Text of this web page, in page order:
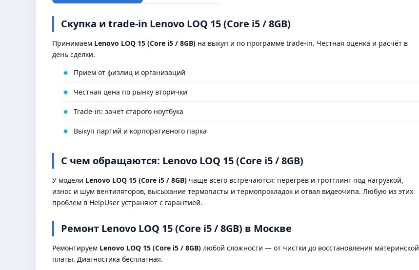
Скупка и trade-in Lenovo LOQ 15 (Core i5 / 8GB)
Принимаем Lenovo LOQ 15 (Core i5 / 8GB) на выкуп и по программе trade-in. Честная оценка и расчёт в
день сделки.
Приём от физлиц и организаций
Честная цена по рынку вторички
Trade-in: зачёт старого ноутбука
Выкуп партий и корпоративного парка
С чем обращаются: Lenovo LOQ 15 (Core i5 / 8GB)
У модели Lenovo LOQ 15 (Core i5 / 8GB) чаще всего встречаются: перегрев и троттлинг под нагрузкой,
износ и шум вентиляторов, высыхание термопасты и термопрокладок и отвал видеочипа. Любую из этих
проблем в HelpUser устраняют с гарантией.
Ремонт Lenovo LOQ 15 (Core i5 / 8GB) в Москве
Ремонтируем Lenovo LOQ 15 (Core i5 / 8GB) любой сложности — от чистки до восстановления материнской
платы. Диагностика бесплатная.